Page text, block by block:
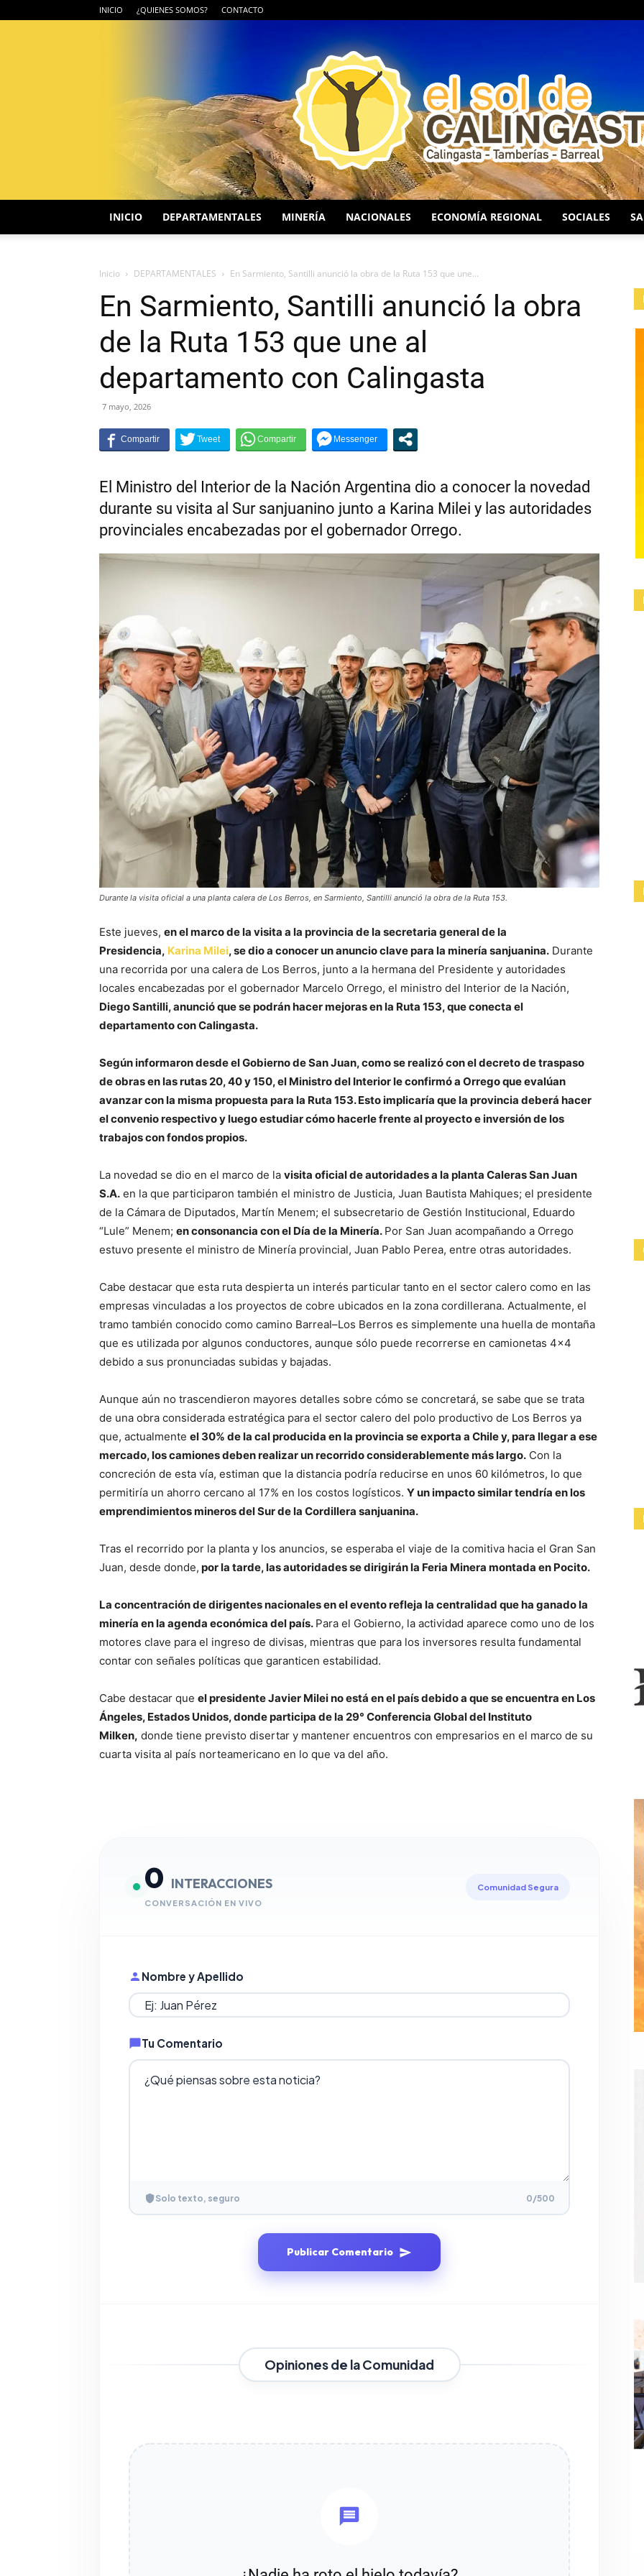
INICIO ¿QUIENES SOMOS? CONTACTO
INICIO DEPARTAMENTALES MINERÍA NACIONALES ECONOMÍA REGIONAL SOCIALES
Inicio DEPARTAMENTALES En Sarmiento, Santilli anunció la obra de la Ruta 153 que une...
En Sarmiento, Santilli anunció la obra
de la Ruta 153 que une al
departamento con Calingasta
7 mayo, 2026
El Ministro del Interior de la Nación Argentina dio a conocer la novedad
durante su visita al Sur sanjuanino junto a Karina Milei y las autoridades
provinciales encabezadas por el gobernador Orrego.
Durante la visita oficial a una planta calera de Los Berros, en Sarmiento, Santilli anunció la obra de la Ruta 153.
Este jueves, en el marco de la visita a la provincia de la secretaria general de la
Presidencia, Karina Milei, se dio a conocer un anuncio clave para la minería sanjuanina. Durante
una recorrida por una calera de Los Berros, junto a la hermana del Presidente y autoridades
locales encabezadas por el gobernador Marcelo Orrego, el ministro del Interior de la Nación,
Diego Santilli, anunció que se podrán hacer mejoras en la Ruta 153, que conecta el
departamento con Calingasta.
Según informaron desde el Gobierno de San Juan, como se realizó con el decreto de traspaso
de obras en las rutas 20, 40 y 150, el Ministro del Interior le confirmó a Orrego que evalúan
avanzar con la misma propuesta para la Ruta 153. Esto implicaría que la provincia deberá hacer
el convenio respectivo y luego estudiar cómo hacerle frente al proyecto e inversión de los
trabajos con fondos propios.
La novedad se dio en el marco de la visita oficial de autoridades a la planta Caleras San Juan
S.A. en la que participaron también el ministro de Justicia, Juan Bautista Mahiques; el presidente
de la Cámara de Diputados, Martín Menem; el subsecretario de Gestión Institucional, Eduardo
“Lule” Menem; en consonancia con el Día de la Minería. Por San Juan acompañando a Orrego
estuvo presente el ministro de Minería provincial, Juan Pablo Perea, entre otras autoridades.
Cabe destacar que esta ruta despierta un interés particular tanto en el sector calero como en las
empresas vinculadas a los proyectos de cobre ubicados en la zona cordillerana. Actualmente, el
tramo también conocido como camino Barreal–Los Berros es simplemente una huella de montaña
que es utilizada por algunos conductores, aunque sólo puede recorrerse en camionetas 4×4
debido a sus pronunciadas subidas y bajadas.
Aunque aún no trascendieron mayores detalles sobre cómo se concretará, se sabe que se trata
de una obra considerada estratégica para el sector calero del polo productivo de Los Berros ya
que, actualmente el 30% de la cal producida en la provincia se exporta a Chile y, para llegar a ese
mercado, los camiones deben realizar un recorrido considerablemente más largo. Con la
concreción de esta vía, estiman que la distancia podría reducirse en unos 60 kilómetros, lo que
permitiría un ahorro cercano al 17% en los costos logísticos. Y un impacto similar tendría en los
emprendimientos mineros del Sur de la Cordillera sanjuanina.
Tras el recorrido por la planta y los anuncios, se esperaba el viaje de la comitiva hacia el Gran San
Juan, desde donde, por la tarde, las autoridades se dirigirán la Feria Minera montada en Pocito.
La concentración de dirigentes nacionales en el evento refleja la centralidad que ha ganado la
minería en la agenda económica del país. Para el Gobierno, la actividad aparece como uno de los
motores clave para el ingreso de divisas, mientras que para los inversores resulta fundamental
contar con señales políticas que garanticen estabilidad.
Cabe destacar que el presidente Javier Milei no está en el país debido a que se encuentra en Los
Ángeles, Estados Unidos, donde participa de la 29° Conferencia Global del Instituto
Milken, donde tiene previsto disertar y mantener encuentros con empresarios en el marco de su
cuarta visita al país norteamericano en lo que va del año.
0 INTERACCIONES
CONVERSACIÓN EN VIVO
Comunidad Segura
Nombre y Apellido
Tu Comentario
Solo texto, seguro 0/500
Publicar Comentario
Opiniones de la Comunidad